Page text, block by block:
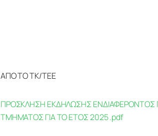
ΑΠΟ ΤΟ ΤΚ/ΤΕΕ
ΠΡΟΣΚΛΗΣΗ ΕΚΔΗΛΩΣΗΣ ΕΝΔΙΑΦΕΡΟΝΤΟΣ
ΤΜΗΜΑΤΟΣ ΓΙΑ ΤΟ ΕΤΟΣ 2025 .pdf